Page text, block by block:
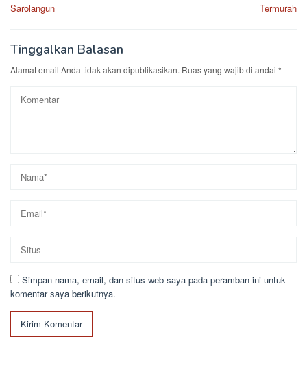
Sarolangun
Termurah
Tinggalkan Balasan
Alamat email Anda tidak akan dipublikasikan. Ruas yang wajib ditandai *
Simpan nama, email, dan situs web saya pada peramban ini untuk
komentar saya berikutnya.